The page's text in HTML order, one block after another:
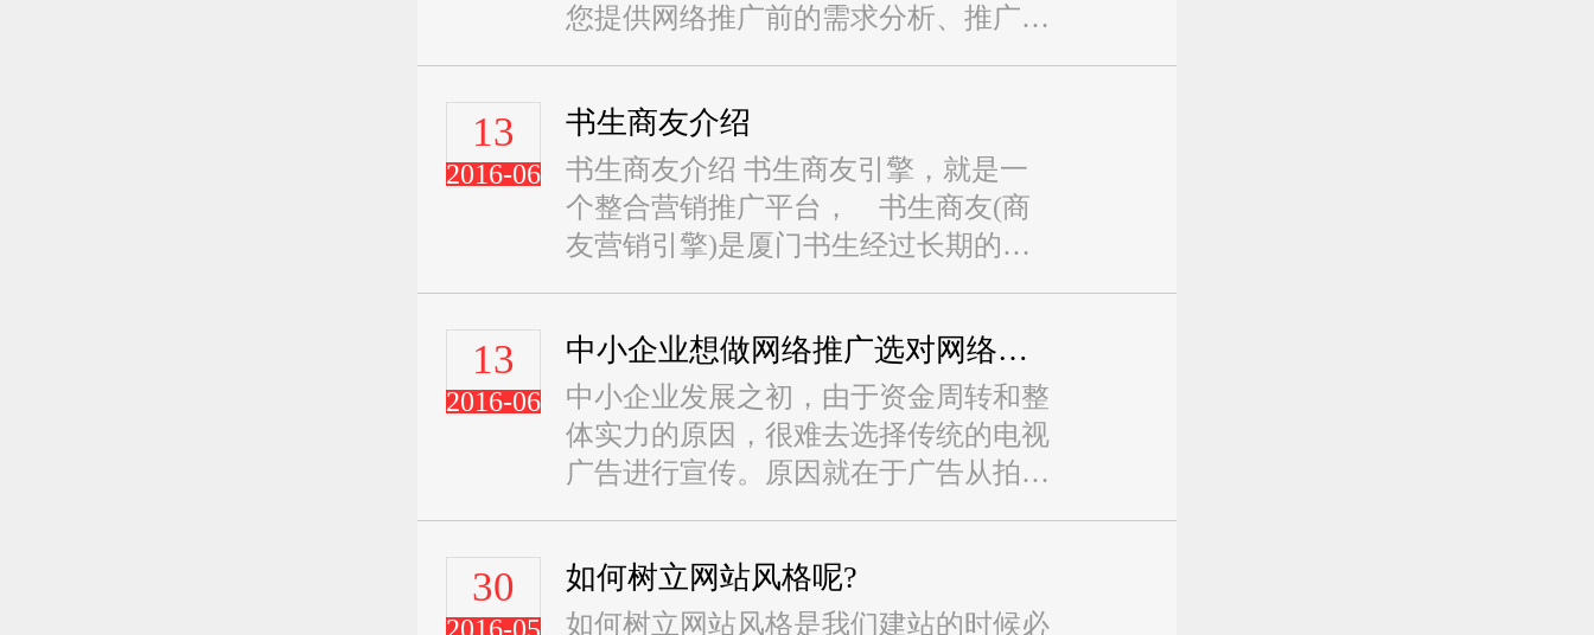
您提供网络推广前的需求分析、推广方
13
2016-06
书生商友介绍
书生商友介绍 书生商友引擎，就是一
个整合营销推广平台， 书生商友(商
友营销引擎)是厦门书生经过长期的市
13
2016-06
中小企业想做网络推广选对网络公司很重要
中小企业发展之初，由于资金周转和整
体实力的原因，很难去选择传统的电视
广告进行宣传。原因就在于广告从拍摄
30
2016-05
如何树立网站风格呢?
如何树立网站风格是我们建站的时候必